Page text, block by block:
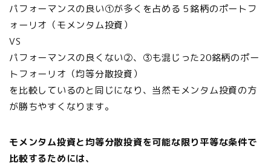
パフォーマンスの良い①が多くを占める５銘柄のポートフ
ォーリオ（モメンタム投資）
VS
パフォーマンスの良くない②、③も混じった20銘柄のポー
トフォーリオ（均等分散投資）
を比較しているのと同じになり、当然モメンタム投資の方
が勝ちやすくなります。
モメンタム投資と均等分散投資を可能な限り平等な条件で
比較するためには、